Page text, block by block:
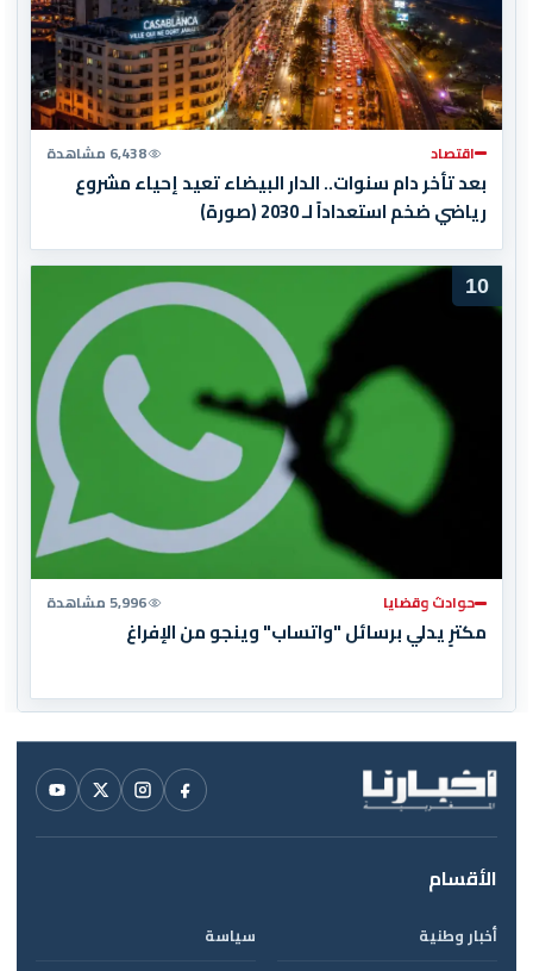
اقتصاد 6,438 مشاهدة
بعد تأخر دام سنوات.. الدار البيضاء تعيد إحياء مشروع
رياضي ضخم استعداداً لـ 2030 (صورة)
10
حوادث وقضايا 5,996 مشاهدة
مكترٍ يدلي برسائل "واتساب" وينجو من الإفراغ
الأقسام
أخبار وطنية
سياسة